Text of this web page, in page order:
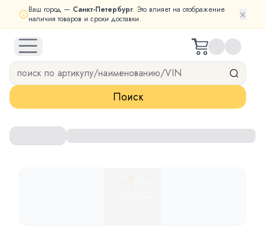
Ваш город — Санкт-Петербург. Это влияет на отображение
наличия товаров и сроки доставки.
×
open navigation menu
Поиск